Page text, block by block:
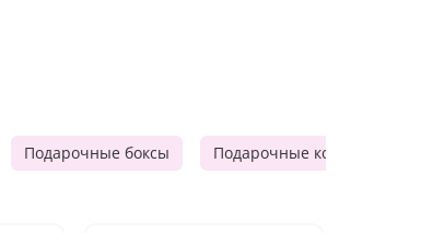
Подарочные боксы Подарочные корзины